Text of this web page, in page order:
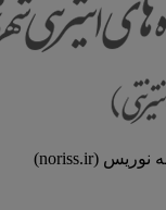
تمام حقوق اين وب‌سايت برای فروشگاه پارچه نوریس (noriss.ir)